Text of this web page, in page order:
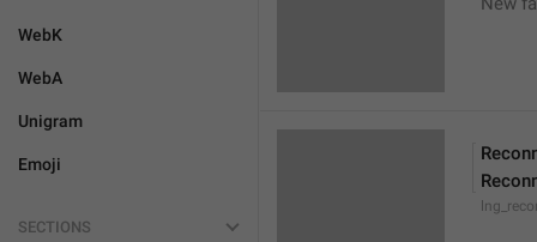
WebK
WebA
Unigram
Emoji
SECTIONS